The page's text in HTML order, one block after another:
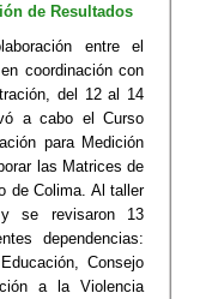
de Resultados
entre el
coordinación con
del 12 al 14
a cabo el Curso
para Medición
las Matrices de
de Colima. Al taller
se revisaron 13
dependencias:
Consejo
a la Violencia